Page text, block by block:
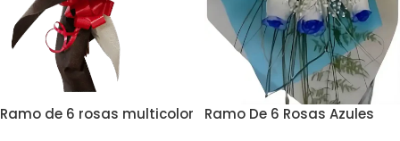
Ramo de 6 rosas multicolor Ramo De 6 Rosas Azules